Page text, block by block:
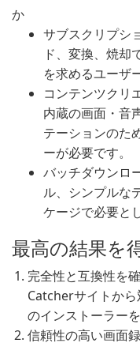
か
サブスクリプシ
ド、変換、焼
を求めるユーザー
コンテンツクリ
内蔵の画面・音
テーションのた
ーが必要です。
バッチダウンロ
ル、シンプルな
ケージで必要と
最高の結果を
完全性と互換性を
Catcherサイトか
のインストーラー
信頼性の高い画面